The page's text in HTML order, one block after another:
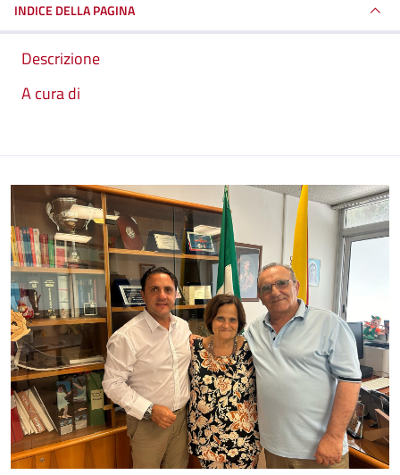
INDICE DELLA PAGINA
Descrizione
A cura di